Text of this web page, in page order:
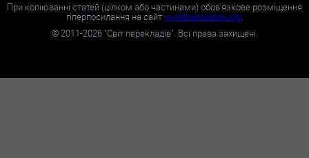
При копіюванні статей (цілком або частинами) обов'язкове розміщення
гіперпосилання на сайтworldtranslation.org.
©2011-2026"Світ перекладів". Всі права захищені.